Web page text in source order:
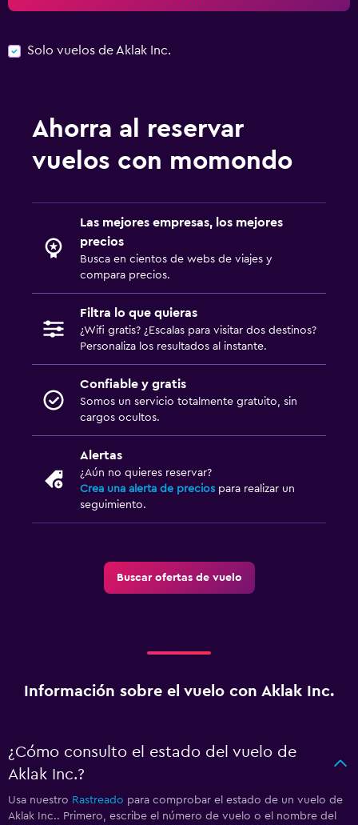
Solo vuelos de Aklak Inc.
Ahorra al reservar
vuelos con momondo
Las mejores empresas, los mejores
precios
Busca en cientos de webs de viajes y
compara precios.
Filtra lo que quieras
¿Wifi gratis? ¿Escalas para visitar dos destinos?
Personaliza los resultados al instante.
Confiable y gratis
Somos un servicio totalmente gratuito, sin
cargos ocultos.
Alertas
¿Aún no quieres reservar?
Crea una alerta de precios para realizar un
seguimiento.
Buscar ofertas de vuelo
Información sobre el vuelo con Aklak Inc.
¿Cómo consulto el estado del vuelo de
Aklak Inc.?
Usa nuestro Rastreado para comprobar el estado de un vuelo de
Aklak Inc.. Primero, escribe el número de vuelo o el nombre del